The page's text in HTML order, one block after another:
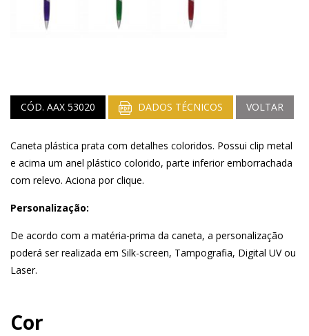
CÓD. AAX 53020 DADOS TÉCNICOS VOLTAR
Caneta plástica prata com detalhes coloridos. Possui clip metal
e acima um anel plástico colorido, parte inferior emborrachada
com relevo. Aciona por clique.
Personalização:
De acordo com a matéria-prima da caneta, a personalização
poderá ser realizada em Silk-screen, Tampografia, Digital UV ou
Laser.
Cor